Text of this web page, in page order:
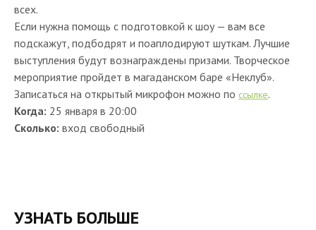
всех.
Если нужна помощь с подготовкой к шоу — вам все
подскажут, подбодрят и поаплодируют шуткам. Лучшие
выступления будут вознаграждены призами. Творческое
мероприятие пройдет в магаданском баре «Неклуб».
Записаться на открытый микрофон можно по ссылке.
Когда: 25 января в 20:00
Сколько: вход свободный
УЗНАТЬ БОЛЬШЕ